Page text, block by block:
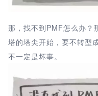
那，找不到PMF怎么办？
塔的塔尖开始，要不转型
不一定是坏事。